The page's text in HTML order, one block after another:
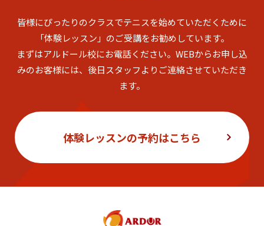
皆様にぴったりのクラスでテニスを始めていただくために
「体験レッスン」のご受講をお勧めしています。
まずはアルドール校にお電話ください。 WEBからお申し込
みのお客様には、後日スタッフよりご連絡させていただき
ます。
体験レッスンの予約はこちら